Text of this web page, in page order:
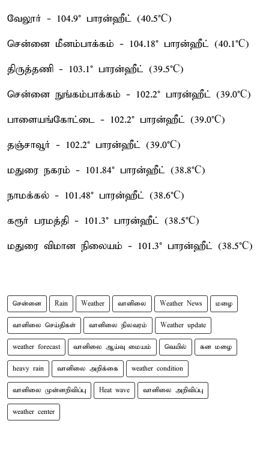
வேலூர் - 104.9° பாரன்ஹீட் (40.5°C)
சென்னை மீனம்பாக்கம் - 104.18° பாரன்ஹீட் (40.1°C)
திருத்தணி - 103.1° பாரன்ஹீட் (39.5°C)
சென்னை நுங்கம்பாக்கம் - 102.2° பாரன்ஹீட் (39.0°C)
பாளையங்கோட்டை - 102.2° பாரன்ஹீட் (39.0°C)
தஞ்சாவூர் - 102.2° பாரன்ஹீட் (39.0°C)
மதுரை நகரம் - 101.84° பாரன்ஹீட் (38.8°C)
நாமக்கல் - 101.48° பாரன்ஹீட் (38.6°C)
கரூர் பரமத்தி - 101.3° பாரன்ஹீட் (38.5°C)
மதுரை விமான நிலையம் - 101.3° பாரன்ஹீட் (38.5°C)
சென்னை Rain Weather வானிலை Weather News மழை
வானிலை செய்திகள் வானிலை நிலவரம் Weather update
weather forecast வானிலை ஆய்வு மையம் வெயில் கன மழை
heavy rain வானிலை அறிக்கை weather condition
வானிலை முன்னறிவிப்பு Heat wave வானிலை அறிவிப்பு
weather center